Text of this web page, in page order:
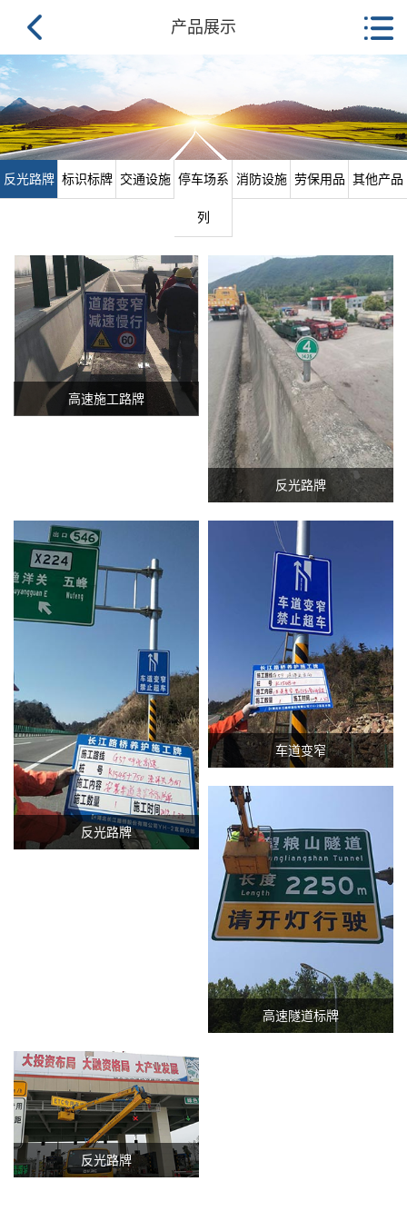
产品展示
反光路牌 标识标牌 交通设施 停车场系
列
消防设施 劳保用品 其他产品
高速施工路牌
反光路牌
反光路牌
车道变窄
高速隧道标牌
反光路牌